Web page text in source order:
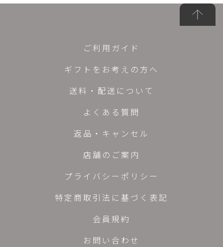
ご利用ガイド
ギフトをお考えの方へ
送料・配送について
よくある質問
返品・キャンセル
店舗のご案内
プライバシーポリシー
特定商取引法に基づく表記
会員規約
お問い合わせ